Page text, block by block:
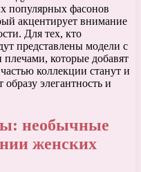
фасонов
акцентирует внимание
Для тех, кто
представлены модели с
которые добавят
коллекции станут и
элегантность и
необычные
женских